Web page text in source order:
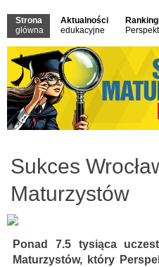
Strona
główna
Aktualności
edukacyjne
Sukces
Maturzystów
Ponad 7.5 tysiąca
Maturzystów, który